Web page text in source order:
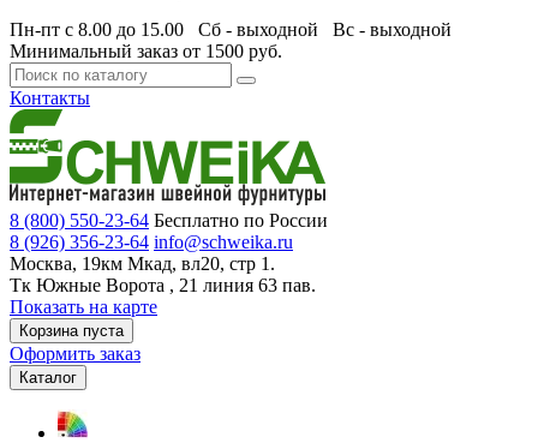
Пн-пт с 8.00 до 15.00 Сб - выходной Вс - выходной
Минимальный заказ от 1500 руб.
Контакты
8 (800) 550-23-64 Бесплатно по России
8 (926) 356-23-64 info@schweika.ru
Москва, 19км Мкад, вл20, стр 1.
Тк Южные Ворота , 21 линия 63 пав.
Показать на карте
Корзина пуста
Оформить заказ
Каталог